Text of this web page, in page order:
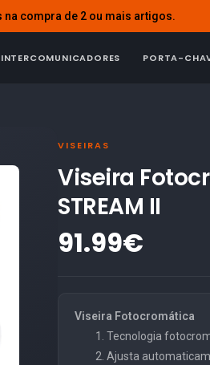
na compra de 2 ou mais artigos.
INTERCOMUNICADORES PORTA-
VISEIRAS
Viseira
STREAM II
91.99€
Viseira Fotocromática
Tecnologia
Ajusta